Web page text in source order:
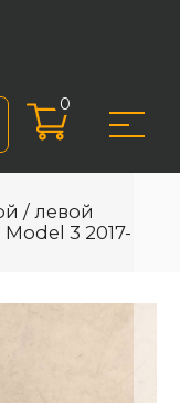
0
/ левой
3 2017-